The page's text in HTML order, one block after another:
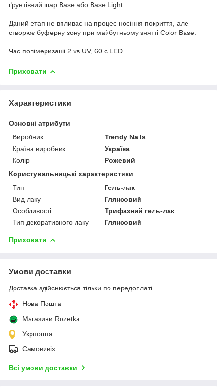
ґрунтівний шар Base або Base Light.
Даний етап не впливає на процес носіння покриття, але
створює буферну зону при майбутньому знятті Color Base.
Час полімеризаціі 2 хв UV, 60 с LED
Приховати
Характеристики
Основні атрибути
Виробник
Trendy Nails
Країна виробник
Україна
Колір
Рожевий
Користувальницькі характеристики
Тип
Гель-лак
Вид лаку
Глянсовий
Особливості
Трифазний гель-лак
Тип декоративного лаку
Глянсовий
Приховати
Умови доставки
Доставка здійснюється тільки по передоплаті.
Нова Пошта
Магазини Rozetka
Укрпошта
Самовивіз
Всі умови доставки